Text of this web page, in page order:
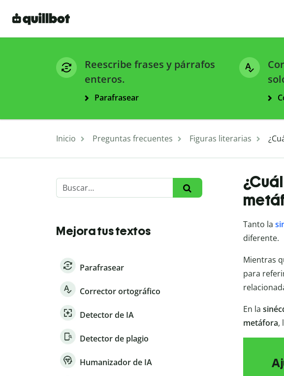
Reescribe frases y párrafos
enteros.
Parafrasear
Inicio Preguntas frecuentes Figuras literarias
Mejora tus textos
Parafrasear
Corrector ortográfico
Detector de IA
Detector de plagio
Humanizador de IA
Tanto la
diferente.
Mientras
para
En la
metáfora,